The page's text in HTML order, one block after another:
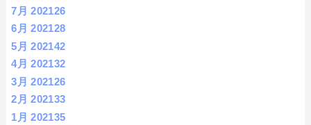
7月 202126
6月 202128
5月 202142
4月 202132
3月 202126
2月 202133
1月 202135